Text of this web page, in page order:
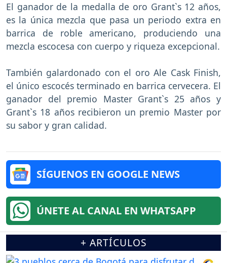
El ganador de la medalla de oro Grant`s 12 años,
es la única mezcla que pasa un periodo extra en
barrica de roble americano, produciendo una
mezcla escocesa con cuerpo y riqueza excepcional.
También galardonado con el oro Ale Cask Finish,
el único escocés terminado en barrica cervecera. El
ganador del premio Master Grant`s 25 años y
Grant`s 18 años recibieron un premio Master por
su sabor y gran calidad.
SÍGUENOS EN GOOGLE NEWS
ÚNETE AL CANAL EN WHATSAPP
+ ARTÍCULOS